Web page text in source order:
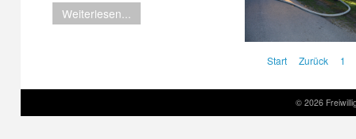
Weiterlesen...
Start Zurück 1
© 2026